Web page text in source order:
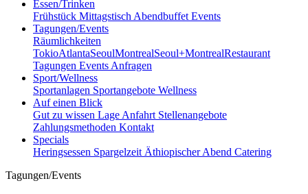
Essen/Trinken
Frühstück Mittagstisch Abendbuffet Events
Tagungen/Events
Räumlichkeiten
TokioAtlantaSeoulMontrealSeoul+MontrealRestaurant
Tagungen Events Anfragen
Sport/Wellness
Sportanlagen Sportangebote Wellness
Auf einen Blick
Gut zu wissen Lage Anfahrt Stellenangebote
Zahlungsmethoden Kontakt
Specials
Heringsessen Spargelzeit Äthiopischer Abend Catering
Tagungen/Events